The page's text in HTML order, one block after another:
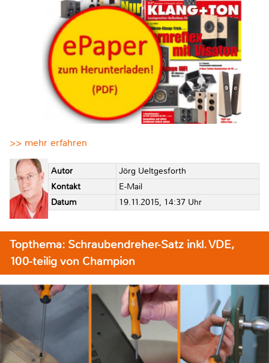
>> mehr erfahren
Autor
Jörg Ueltgesforth
Kontakt
E-Mail
Datum
19.11.2015, 14:37 Uhr
Topthema: Schraubendreher-Satz inkl. VDE,
100-teilig von Champion